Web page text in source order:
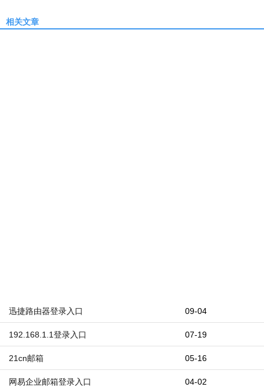
相关文章
09-04
迅捷路由器登录入口
07-19
192.168.1.1登录入口
05-16
21cn邮箱
04-02
网易企业邮箱登录入口